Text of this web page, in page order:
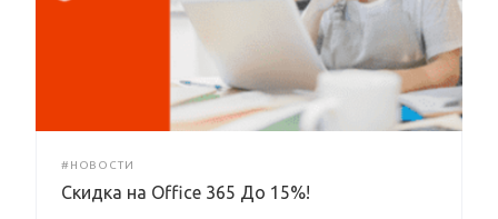
#НОВОСТИ
Скидка на Office 365 До 15%!